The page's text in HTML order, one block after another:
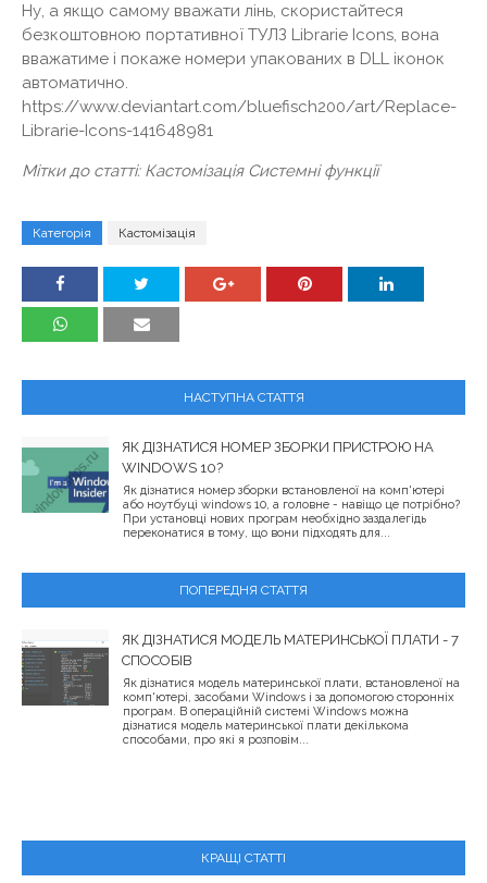
Ну, а якщо самому вважати лінь, скористайтеся
безкоштовною портативної ТУЛЗ Librarie Icons, вона
вважатиме і покаже номери упакованих в DLL іконок
автоматично.
https://www.deviantart.com/bluefisch200/art/Replace-
Librarie-Icons-141648981
Мітки до статті: Кастомізація Системні функції
Категорія Кастомізація
НАСТУПНА СТАТТЯ
ЯК ДІЗНАТИСЯ НОМЕР ЗБОРКИ ПРИСТРОЮ НА
WINDOWS 10?
Як дізнатися номер зборки встановленої на комп'ютері
або ноутбуці windows 10, а головне - навіщо це потрібно?
При установці нових програм необхідно заздалегідь
переконатися в тому, що вони підходять для...
ПОПЕРЕДНЯ СТАТТЯ
ЯК ДІЗНАТИСЯ МОДЕЛЬ МАТЕРИНСЬКОЇ ПЛАТИ - 7
СПОСОБІВ
Як дізнатися модель материнської плати, встановленої на
комп'ютері, засобами Windows і за допомогою сторонніх
програм. В операційній системі Windows можна
дізнатися модель материнської плати декількома
способами, про які я розповім...
КРАЩІ СТАТТІ